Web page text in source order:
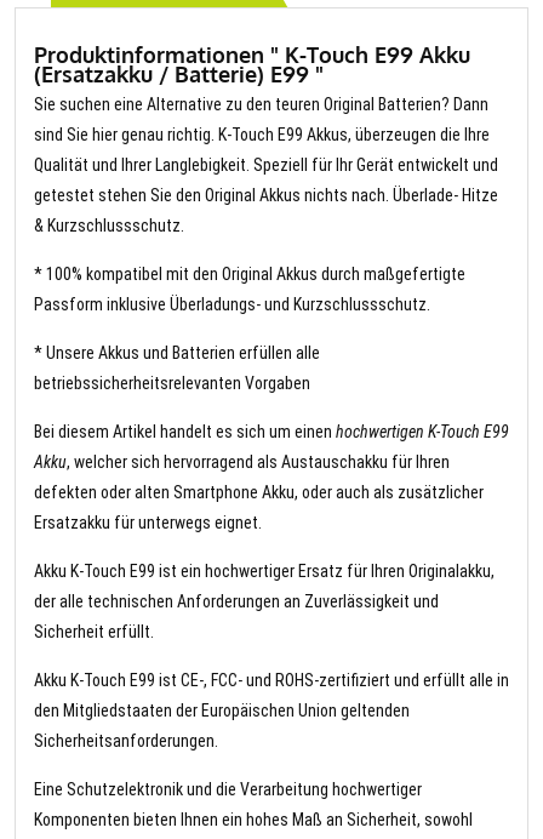
Produktinformationen " K-Touch E99 Akku
(Ersatzakku / Batterie) E99 "
Sie suchen eine Alternative zu den teuren Original Batterien? Dann
sind Sie hier genau richtig. K-Touch E99 Akkus, überzeugen die Ihre
Qualität und Ihrer Langlebigkeit. Speziell für Ihr Gerät entwickelt und
getestet stehen Sie den Original Akkus nichts nach. Überlade- Hitze
& Kurzschlussschutz.
* 100% kompatibel mit den Original Akkus durch maßgefertigte
Passform inklusive Überladungs- und Kurzschlussschutz.
* Unsere Akkus und Batterien erfüllen alle
betriebssicherheitsrelevanten Vorgaben
Bei diesem Artikel handelt es sich um einen hochwertigen K-Touch E99
Akku, welcher sich hervorragend als Austauschakku für Ihren
defekten oder alten Smartphone Akku, oder auch als zusätzlicher
Ersatzakku für unterwegs eignet.
Akku K-Touch E99 ist ein hochwertiger Ersatz für Ihren Originalakku,
der alle technischen Anforderungen an Zuverlässigkeit und
Sicherheit erfüllt.
Akku K-Touch E99 ist CE-, FCC- und ROHS-zertifiziert und erfüllt alle in
den Mitgliedstaaten der Europäischen Union geltenden
Sicherheitsanforderungen.
Eine Schutzelektronik und die Verarbeitung hochwertiger
Komponenten bieten Ihnen ein hohes Maß an Sicherheit, sowohl